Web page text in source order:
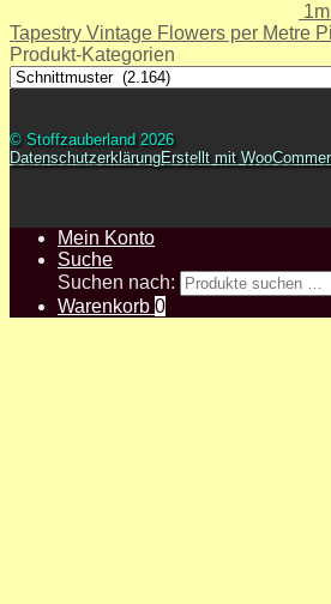
Tapestry Vintage Flowers per Metre
Produkt-Kategorien
© Stoffzauberland 2026
DatenschutzerklärungErstellt mit
Mein Konto
Suche
Suchen nach:
Warenkorb 0